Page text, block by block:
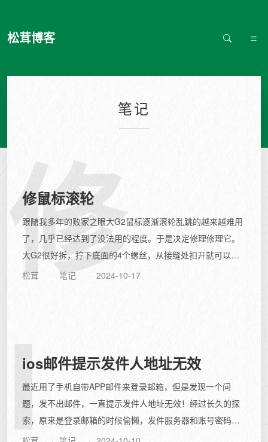
松茸博客
笔记
修
修鼠标滚轮
跟随我多年的败家之眼大G2鼠标逐渐滚轮乱跳的越来越难用
了，几乎已经达到了没法用的程度。于是决定修理修理它。
大G2很好拆，拧下底面的4个螺丝，从接缝处扣开就可以
了。啊，里面好多灰尘，用小毛刷刷呀刷...
松茸 笔记 2024-10-17
I
ios邮件提示发件人地址无效
最近用了手机自带APP邮件来登录邮箱，但是发现一个问
题，发不出邮件，一直提示发件人地址无效！经过长久的探
索，原来是登录邮箱的时候偷懒，发件服务器和账号密码没
有填全，因为看到发件账号密码的【选填】...